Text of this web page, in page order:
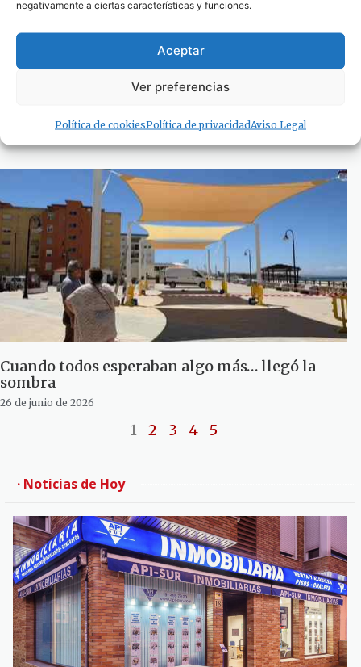
negativamente a ciertas características y funciones.
Aceptar
Ver preferencias
Política de cookiesPolítica de privacidadAviso Legal
Baleària consolida su apuesta por el Estrecho
1 de julio de 2026
Cuando todos esperaban algo más… llegó la
sombra
26 de junio de 2026
1 2 3 4 5
· Noticias de Hoy